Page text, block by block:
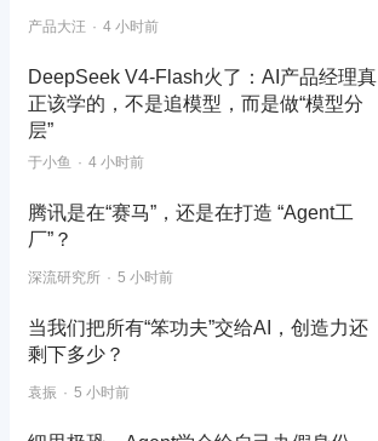
产品大汪 4 小时前
DeepSeek V4-Flash火了：AI产品经理真
正该学的，不是追模型，而是做“模型分
层”
于小鱼 4 小时前
腾讯是在“赛马”，还是在打造 “Agent工
厂”？
深流研究所 5 小时前
当我们把所有“笨功夫”交给AI，创造力还
剩下多少？
袁振 5 小时前